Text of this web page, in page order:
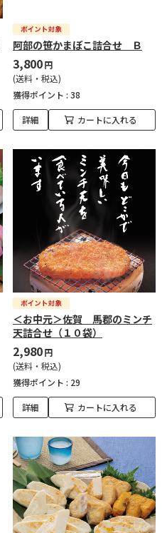
阿部の笹かまぼこ詰合せ Ｂ
3,800円
(送料・税込)
獲得ポイント : 38
詳細 カートに入れる
＜お中元＞佐賀 馬郡のミンチ
天詰合せ（１０袋）
2,980円
(送料・税込)
獲得ポイント : 29
詳細 カートに入れる